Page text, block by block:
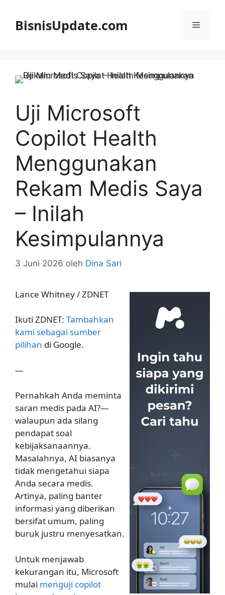
BisnisUpdate.com Menu
Uji Microsoft
Copilot Health
Menggunakan
Rekam Medis Saya
– Inilah
Kesimpulannya
3 Juni 2026 oleh Dina Sari
Lance Whitney / ZDNET
Ikuti ZDNET: Tambahkan
kami sebagai sumber
pilihan di Google.
—
Pernahkah Anda meminta
saran medis pada AI?—
walaupun ada silang
pendapat soal
kebijaksanaannya.
Masalahnya, AI biasanya
tidak mengetahui siapa
Anda secara medis.
Artinya, paling banter
informasi yang diberikan
bersifat umum, paling
buruk justru menyesatkan.
Untuk menjawab
kekurangan itu, Microsoft
mulai menguji copilot